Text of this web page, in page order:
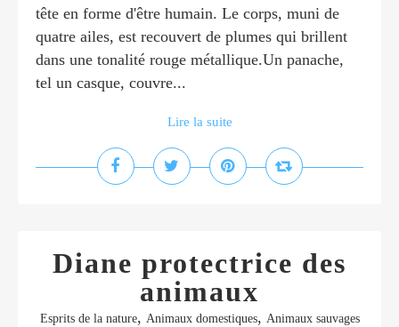
tête en forme d'être humain. Le corps, muni de
quatre ailes, est recouvert de plumes qui brillent
dans une tonalité rouge métallique.Un panache,
tel un casque, couvre...
Lire la suite
Diane protectrice des
animaux
Esprits de la nature, Animaux domestiques, Animaux sauvages